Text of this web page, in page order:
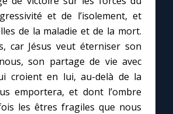
et de l’isolement, et
de la maladie et de la mort.
car Jésus veut éterniser son
son partage de vie avec
croient en lui, au-delà de la
emportera, et dont l’ombre
les êtres fragiles que nous